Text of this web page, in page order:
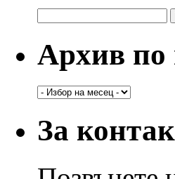
за:
Архив по
Архив
и
месеци
За